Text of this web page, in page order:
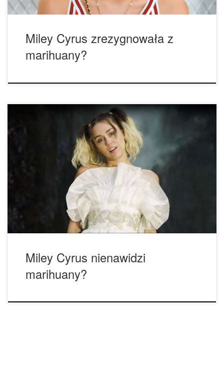
Miley Cyrus zrezygnowała z
marihuany?
Obecnie, praktycznie cały świat wie, że Miley Cyrus
odłożyła na bok jointy. Ale skąd ta nagła zmiana po tylu
latach palenia? Podczas występu w The Tonight Show, Miley
rozmawiała z Jimmy Fallon o powodach zrezygnowania z
cannabis. Kiedy Miley ogłosiła, że rezygnuje z cannabis,
świat oszalał. Według gwiazdy głównym powodem […]
Miley Cyrus nienawidzi
marihuany?